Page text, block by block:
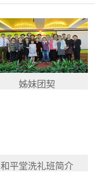
姊妹团契
和平堂洗礼班简介